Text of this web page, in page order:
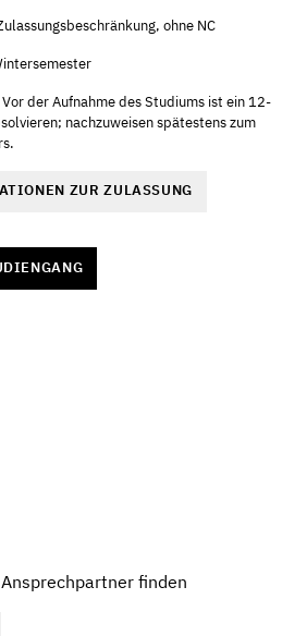
ohne NC
der Aufnahme des Studiums ist ein 12-
nachzuweisen spätestens zum
ZUR ZULASSUNG
finden